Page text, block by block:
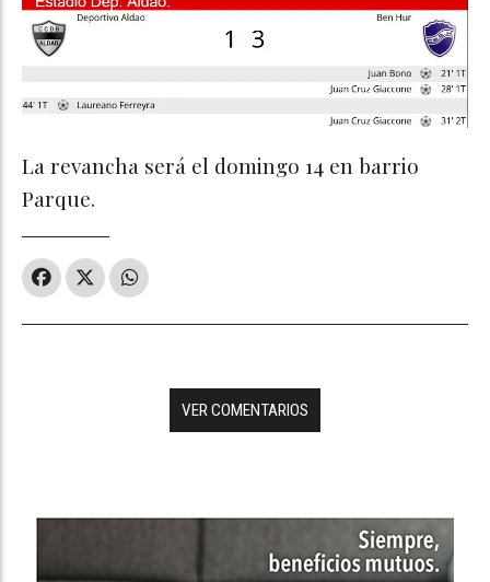
La revancha será el domingo 14 en barrio
Parque.
VER COMENTARIOS